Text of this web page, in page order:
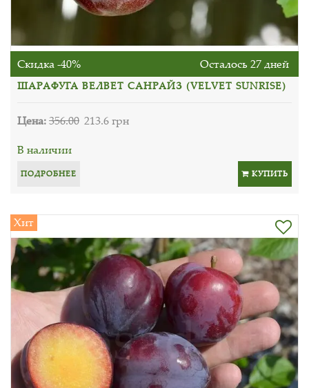
Скидка -40% Осталось 27 дней
ШАРАФУГА ВЕЛВЕТ САНРАЙЗ (VELVET SUNRISE)
Цена:356.00 213.6 грн
В наличии
ПОДРОБНЕЕ КУПИТЬ
Хит